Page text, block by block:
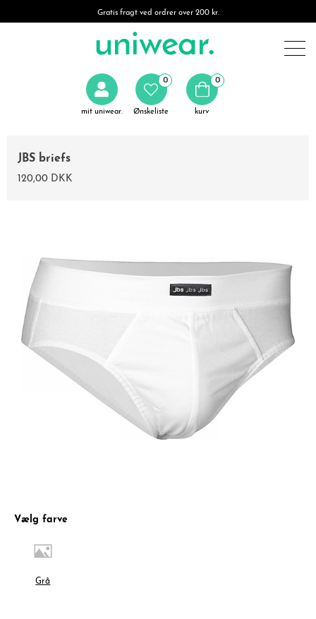
Gratis fragt ved ordrer over 200 kr.
mit uniwear. Ønskeliste
0 0
kurv
JBS briefs
120,00 DKK
Vælg farve
Grå